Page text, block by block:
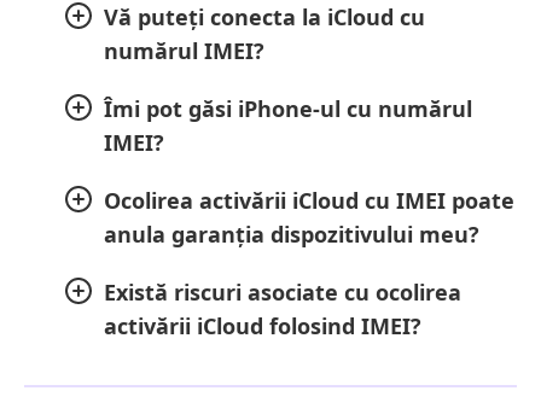
Vă puteți conecta la iCloud cu
numărul IMEI?
Îmi pot găsi iPhone-ul cu numărul
IMEI?
Ocolirea activării iCloud cu IMEI poate
anula garanția dispozitivului meu?
Există riscuri asociate cu ocolirea
activării iCloud folosind IMEI?